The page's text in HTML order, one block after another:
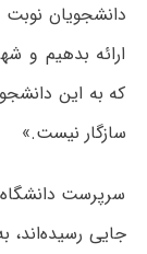
دانشجویان نوبت
ارائه بدهیم و
که به این
سازگار نیست.»
سرپرست دانشگاه
جایی رسیده‌اند،